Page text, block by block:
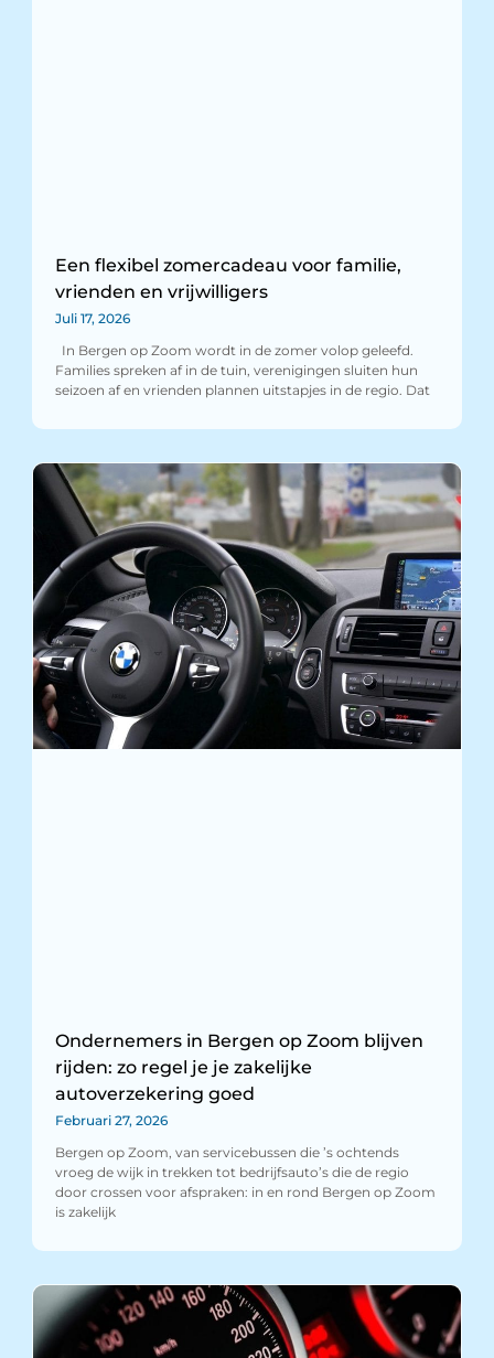
Een flexibel zomercadeau voor familie,
vrienden en vrijwilligers
Juli 17, 2026
In Bergen op Zoom wordt in de zomer volop geleefd.
Families spreken af in de tuin, verenigingen sluiten hun
seizoen af en vrienden plannen uitstapjes in de regio. Dat
Ondernemers in Bergen op Zoom blijven
rijden: zo regel je je zakelijke
autoverzekering goed
Februari 27, 2026
Bergen op Zoom, van servicebussen die ’s ochtends
vroeg de wijk in trekken tot bedrijfsauto’s die de regio
door crossen voor afspraken: in en rond Bergen op Zoom
is zakelijk